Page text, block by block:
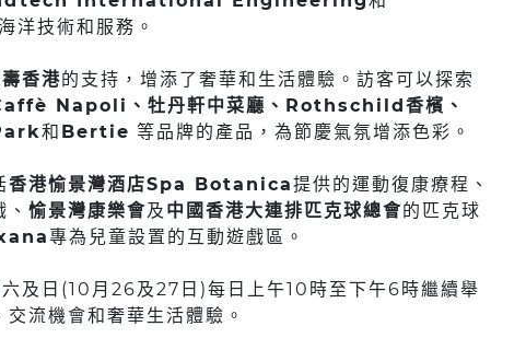
洋技術和服務。
香港的支持，增添了奢華和生活體驗。訪客可以探索
Napoli、牡丹軒中菜廳、Rothschild香檳、
和 Bertie 等品牌的產品，為節慶氣氛增添色彩。
香港愉景灣酒店Spa Botanica提供的運動復康療程、
愉景灣康樂會及 中國香港大連排匹克球總會的匹克球
專為兒童設置的互動遊戲區。
及日(10月26及27日)每日上午10時至下午6時繼續舉
流機會和奢華生活體驗。